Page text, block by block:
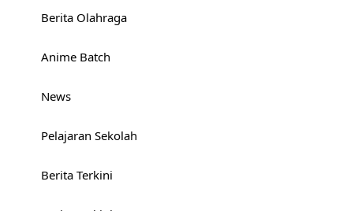
Berita Olahraga
Anime Batch
News
Pelajaran Sekolah
Berita Terkini